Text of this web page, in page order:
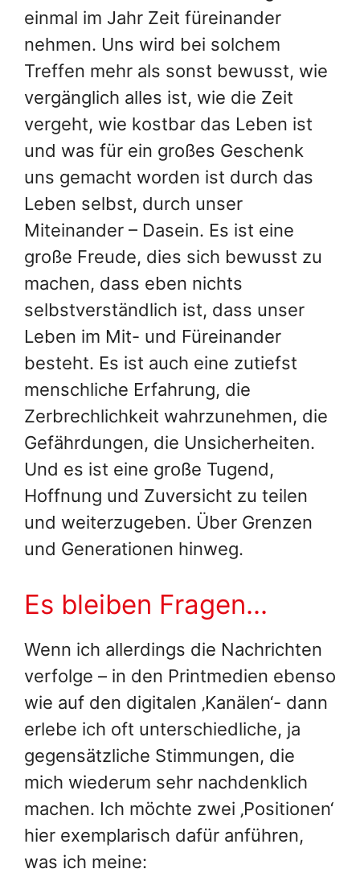
einmal im Jahr Zeit füreinander
nehmen. Uns wird bei solchem
Treffen mehr als sonst bewusst, wie
vergänglich alles ist, wie die Zeit
vergeht, wie kostbar das Leben ist
und was für ein großes Geschenk
uns gemacht worden ist durch das
Leben selbst, durch unser
Miteinander – Dasein. Es ist eine
große Freude, dies sich bewusst zu
machen, dass eben nichts
selbstverständlich ist, dass unser
Leben im Mit- und Füreinander
besteht. Es ist auch eine zutiefst
menschliche Erfahrung, die
Zerbrechlichkeit wahrzunehmen, die
Gefährdungen, die Unsicherheiten.
Und es ist eine große Tugend,
Hoffnung und Zuversicht zu teilen
und weiterzugeben. Über Grenzen
und Generationen hinweg.
Es bleiben Fragen…
Wenn ich allerdings die Nachrichten
verfolge – in den Printmedien ebenso
wie auf den digitalen ‚Kanälen‘- dann
erlebe ich oft unterschiedliche, ja
gegensätzliche Stimmungen, die
mich wiederum sehr nachdenklich
machen. Ich möchte zwei ‚Positionen‘
hier exemplarisch dafür anführen,
was ich meine: